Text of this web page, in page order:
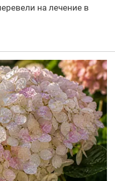
на лечение в